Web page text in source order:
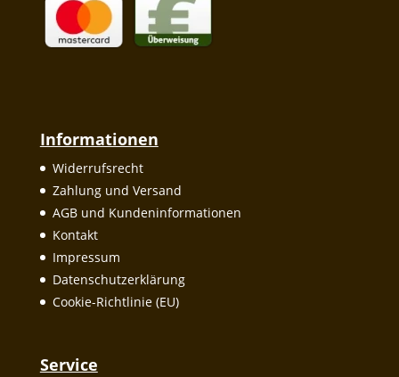
Informationen
Widerrufsrecht
Zahlung und Versand
AGB und Kundeninformationen
Kontakt
Impressum
Datenschutzerklärung
Cookie-Richtlinie (EU)
Service